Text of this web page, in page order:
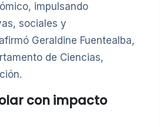
impulsando
sociales y
Geraldine Fuentealba,
de Ciencias,
con impacto